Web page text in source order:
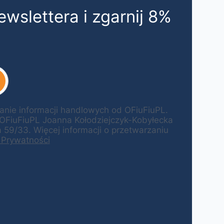
i zgarnij 8%
informacji handlowych od OFiuFiuPL.
Joanna Kołodziejczyk-Kobyłecka
33. Więcej informacji o przetwarzaniu